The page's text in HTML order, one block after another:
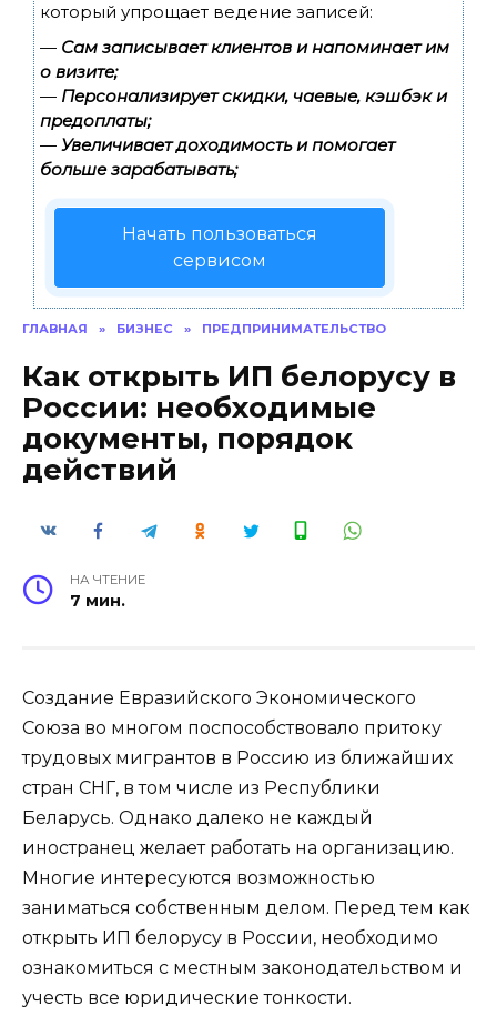
который упрощает ведение записей:
— Сам записывает клиентов и напоминает им
о визите;
— Персонализирует скидки, чаевые, кэшбэк и
предоплаты;
— Увеличивает доходимость и помогает
больше зарабатывать;
Начать пользоваться
сервисом
ГЛАВНАЯ » БИЗНЕС » ПРЕДПРИНИМАТЕЛЬСТВО
Как открыть ИП белорусу в
России: необходимые
документы, порядок
действий
НА ЧТЕНИЕ
7 мин.
Создание Евразийского Экономического
Союза во многом поспособствовало притоку
трудовых мигрантов в Россию из ближайших
стран СНГ, в том числе из Республики
Беларусь. Однако далеко не каждый
иностранец желает работать на организацию.
Многие интересуются возможностью
заниматься собственным делом. Перед тем как
открыть ИП белорусу в России, необходимо
ознакомиться с местным законодательством и
учесть все юридические тонкости.